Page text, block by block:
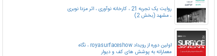
روایت یک تجربه 21 ، کارخانه نوآوری ، اثر مزدا نوبری
، مشهد (بخش 2)
اولین دوره از رویداد royasurfaceshow ، نگاه
معمارانه به پوشش های کف و دیوار